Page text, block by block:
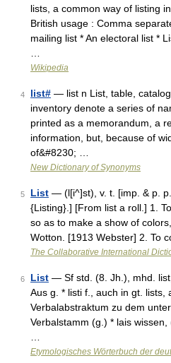
lists, a common way of listing
British usage : Comma
mailing list * An electoral list *
Wikipedia
4 list# — list n List, table,
inventory denote a series of
printed as a memorandum, a
information, but, because of
of&#8230; …
New Dictionary of Synonyms
5 List — (l[i^]st), v. t. [imp. & p.
{Listing}.] [From list a roll.] 1.
so as to make a show of
Wotton. [1913 Webster] 2. To
The Collaborative International
6 List — Sf std. (8. Jh.), mhd.
Aus g. * listi f., auch in gt. lists,
Verbalabstraktum zu dem
Verbalstamm (g.) * lais
Etymologisches Wörterbuch der